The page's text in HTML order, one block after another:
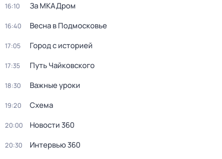
16:10 За МКАДром
16:40 Весна в Подмосковье
17:05 Город с историей
17:35 Путь Чайковского
18:30 Важные уроки
19:20 Схема
20:00 Новости 360
20:30 Интервью 360